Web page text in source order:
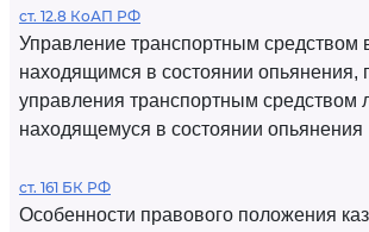
ст. 12.8 КоАП РФ
Управление транспортным средством
находящимся в состоянии опьянения,
управления транспортным средством
находящемуся в состоянии опьянения
ст. 161 БК РФ
Особенности правового положения